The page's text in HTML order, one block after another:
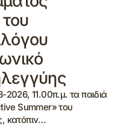
11.00π.μ. τα παιδιά
Summer» του
κατόπιν…